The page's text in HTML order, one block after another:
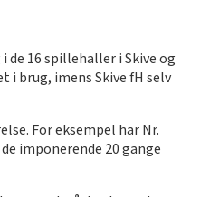
de 16 spillehaller i Skive og
brug, imens Skive fH selv
For eksempel har Nr.
imponerende 20 gange